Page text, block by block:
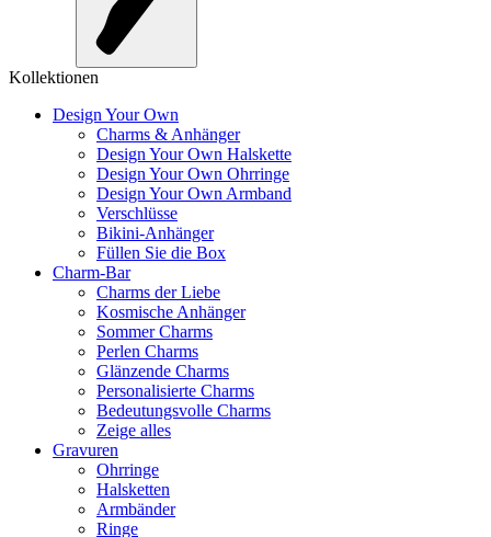
Kollektionen
Design Your Own
Charms & Anhänger
Design Your Own Halskette
Design Your Own Ohrringe
Design Your Own Armband
Verschlüsse
Bikini-Anhänger
Füllen Sie die Box
Charm-Bar
Charms der Liebe
Kosmische Anhänger
Sommer Charms
Perlen Charms
Glänzende Charms
Personalisierte Charms
Bedeutungsvolle Charms
Zeige alles
Gravuren
Ohrringe
Halsketten
Armbänder
Ringe